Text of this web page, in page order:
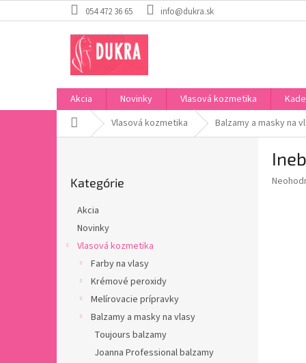
na
054 472 36 65 info@dukra.sk
Akcia Novinky Vlasová kozmetika
DomovVlasová kozmetika Balzamy a masky na
kategórie
Kategórie
Akcia
Novinky
Vlasová kozmetika
Farby na vlasy
Krémové peroxidy
Melírovacie prípravky
Balzamy a masky na vlasy
Toujours balzamy
Joanna Professional balzamy